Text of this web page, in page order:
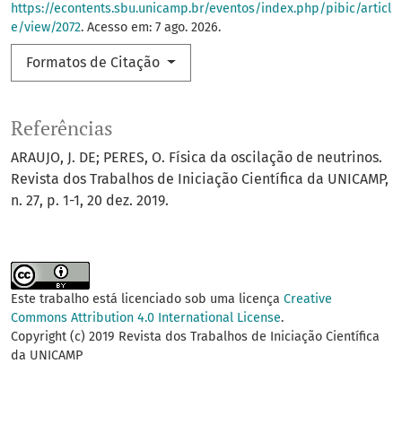
https://econtents.sbu.unicamp.br/eventos/index.php/pibic/articl
e/view/2072. Acesso em: 7 ago. 2026.
Formatos de Citação
Referências
ARAUJO, J. DE; PERES, O. Física da oscilação de neutrinos.
Revista dos Trabalhos de Iniciação Científica da UNICAMP,
n. 27, p. 1-1, 20 dez. 2019.
Este trabalho está licenciado sob uma licença Creative
Commons Attribution 4.0 International License.
Copyright (c) 2019 Revista dos Trabalhos de Iniciação Científica
da UNICAMP